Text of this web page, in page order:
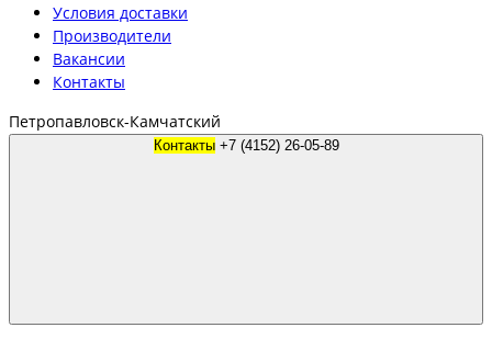
Условия доставки
Производители
Вакансии
Контакты
Петропавловск-Камчатский
Контакты +7 (4152) 26-05-89